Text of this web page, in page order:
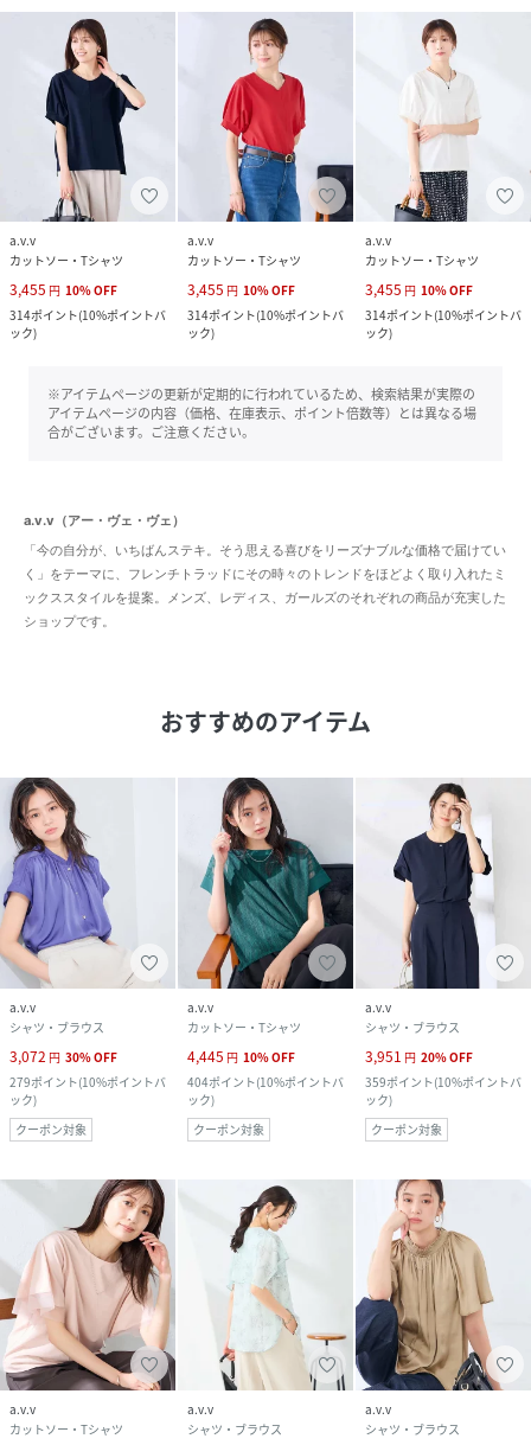
a.v.v
カットソー・Tシャツ
3,455 円 10%OFF
314ポイント(10%ポイントバ
ック)
a.v.v
カットソー・Tシャツ
3,455 円 10%OFF
314ポイント(10%ポイントバ
ック)
a.v.v
カットソー・Tシャツ
3,455 円 10%OFF
314ポイント(10%ポイントバ
ック)
※アイテムページの更新が定期的に行われているため、検索結果が実際の
アイテムページの内容（価格、在庫表示、ポイント倍数等）とは異なる場
合がございます。ご注意ください。
a.v.v（アー・ヴェ・ヴェ）
「今の自分が、いちばんステキ。そう思える喜びをリーズナブルな価格で届けてい
く」をテーマに、フレンチトラッドにその時々のトレンドをほどよく取り入れたミ
ックススタイルを提案。メンズ、レディス、ガールズのそれぞれの商品が充実した
ショップです。
おすすめのアイテム
a.v.v
シャツ・ブラウス
3,072 円 30%OFF
279ポイント(10%ポイントバ
ック)
クーポン対象
a.v.v
カットソー・Tシャツ
4,445 円 10%OFF
404ポイント(10%ポイントバ
ック)
クーポン対象
a.v.v
シャツ・ブラウス
3,951 円 20%OFF
359ポイント(10%ポイントバ
ック)
クーポン対象
a.v.v
カットソー・Tシャツ
a.v.v
シャツ・ブラウス
a.v.v
シャツ・ブラウス